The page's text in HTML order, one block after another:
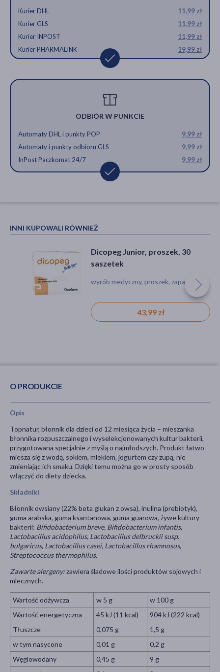
Kurier DHL
11,99 zł
Kurier GLS
11,99 zł
Kurier INPOST
11,99 zł
Kurier PHARMALINK
19,99 zł
ODBIÓR W PUNKCIE
Automaty DHL i punkty POP
9,99 zł
Automaty i punkty odbioru GLS
9,99 zł
InPost Paczkomat 24/7
9,99 zł
INNI KUPOWALI RÓWNIEŻ
Dicopeg Junior, proszek, 30
saszetek
wyrób medyczny, proszek, zaparcia
43,99 zł
O PRODUKCIE
Opis
Topnatur, błonnik dla dzieci od 12 miesiąca życia – mieszanka
błonnika rozpuszczalnego i wyselekcjonowanych kultur bakterii,
przygotowana specjalnie z myślą o najmłodszych. Produkt łatwo
miesza się z wodą, sokiem, mlekiem, jogurtem czy zupą, nie
zmieniając ich smaku. Dzięki temu można go w prosty sposób
włączyć do diety dziecka.
Składniki
Błonnik owsiany (22% beta glukan z owsa), inulina (prebiotyk),
guma arabska, guma ksantanowa, guma guarowa, żywe kultury
bakterii: Bifidobacterium breve, Bifidobacterium infantis,
Lactobacillus acidophilus, Lactobacillus delbruckii susp.
bulgaricus, Lactobacillus casei, Lactobacillus rhamnosus,
Streptococcus thermophilus.
Zawarte alergeny:zawiera śladowe ilości produktów sojowych i
mlecznych.
Wartość odżywcza w 5 g
w 100 g
Wartość energetyczna
45 kJ (11 kcal)
904 kJ (222 kcal)
Tłuszcze
0,075 g
1,5 g
w tym nasycone
0,01 g
0,2 g
Węglowodany
0,45 g
9 g